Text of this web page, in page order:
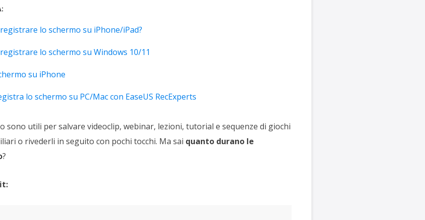
lo schermo su iPhone/iPad?
lo schermo su Windows 10/11
su iPhone
lo schermo su PC/Mac con EaseUS RecExperts
sono utili per salvare videoclip, webinar, lezioni, tutorial e sequenze di giochi
o rivederli in seguito con pochi tocchi. Ma sai quanto durano le
?